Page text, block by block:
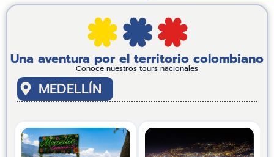
Una aventura por el territorio colombiano
Conoce nuestros tours nacionales
MEDELLÍN